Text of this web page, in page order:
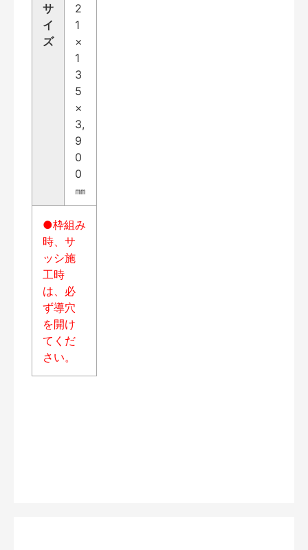
サ
イ
ズ
2
1
×
1
3
5
×
3,
9
0
0
㎜
●枠組み
時、サ
ッシ施
工時
は、必
ず導穴
を開け
てくだ
さい。